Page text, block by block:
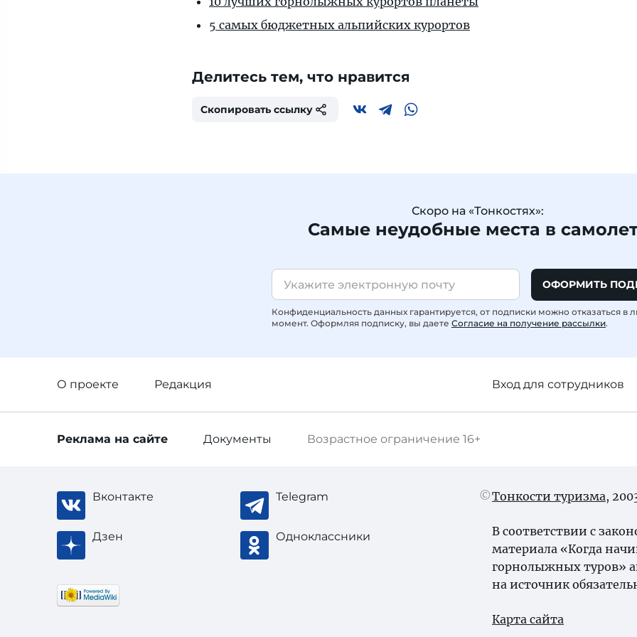
5 самых бюджетных альпийских курортов
Делитесь тем, что нравится
Скопировать ссылку
Скоро на «Тонкостях»:
Самые неудобные места в
ОФОРМИТЬ
Конфиденциальность данных гарантируется, от подписки можно отказаться в
момент. Оформляя подписку, вы даете Согласие на получение рассылки.
О проекте Редакция Вход для сотрудников
Возрастное ограничение 16+
Реклама на сайте Документы
Вконтакте Telegram
Дзен Одноклассники
Тонкости туризма,
В соответствии с
материала «Когда
горнолыжных туров»
на источник
Карта сайта